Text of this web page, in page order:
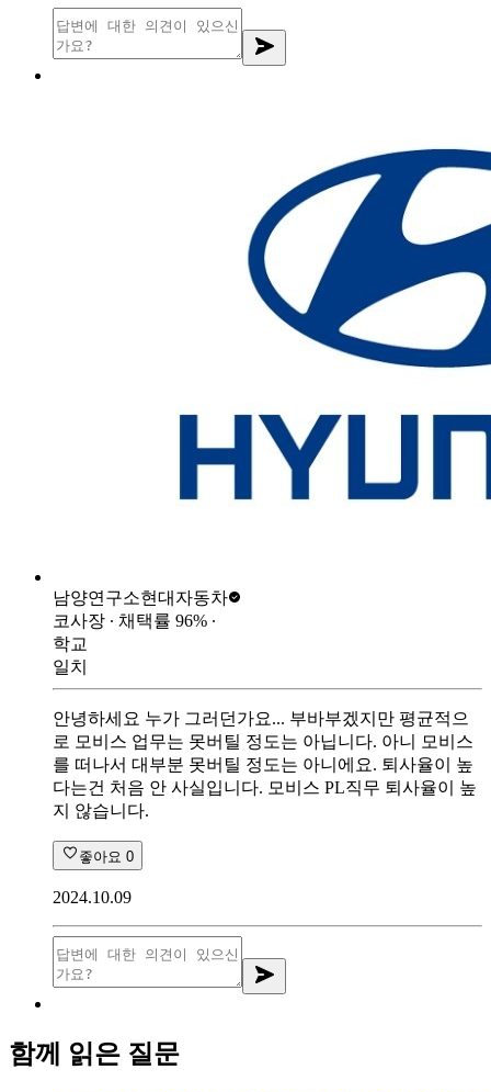
남양연구소현대자동차
코사장 ∙ 채택률 96% ∙
학교
일치
안녕하세요 누가 그러던가요... 부바부겠지만 평균적으
로 모비스 업무는 못버틸 정도는 아닙니다. 아니 모비스
를 떠나서 대부분 못버틸 정도는 아니에요. 퇴사율이 높
다는건 처음 안 사실입니다. 모비스 PL직무 퇴사율이 높
지 않습니다.
좋아요 0
2024.10.09
함께 읽은 질문